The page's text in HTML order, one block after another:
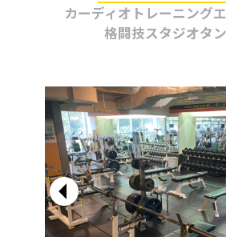
カーディオトレーニング
格闘技スタジオタ